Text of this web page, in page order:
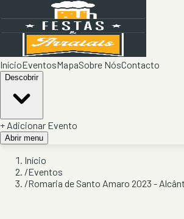
InícioEventosMapaSobre NósContacto
Descobrir
+ Adicionar Evento
Abrir menu
Início
/Eventos
/Romaria de Santo Amaro 2023 -